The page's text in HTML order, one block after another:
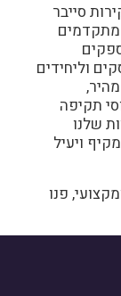
סייבר
מתקדמים
וליחידים
תקיפה
שלנו
ויעיל
פנו